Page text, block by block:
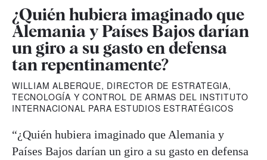
¿Quién hubiera imaginado que
Alemania y Países Bajos darían
un giro a su gasto en defensa
tan repentinamente?
WILLIAM ALBERQUE, DIRECTOR DE ESTRATEGIA,
TECNOLOGÍA Y CONTROL DE ARMAS DEL INSTITUTO
INTERNACIONAL PARA ESTUDIOS ESTRATÉGICOS
“¿Quién hubiera imaginado que Alemania y
Países Bajos darían un giro a su gasto en defensa